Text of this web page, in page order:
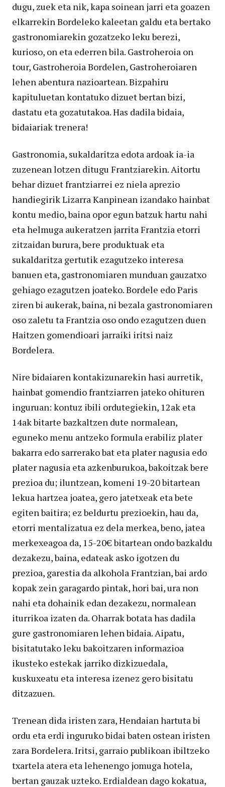
dugu, zuek eta nik, kapa soinean jarri eta goazen
elkarrekin Bordeleko kaleetan galdu eta bertako
gastronomiarekin gozatzeko leku berezi,
kurioso, on eta ederren bila. Gastroheroia on
tour, Gastroheroia Bordelen, Gastroheroiaren
lehen abentura nazioartean. Bizpahiru
kapituluetan kontatuko dizuet bertan bizi,
dastatu eta gozatutakoa. Has dadila bidaia,
bidaiariak trenera!
Gastronomia, sukaldaritza edota ardoak ia-ia
zuzenean lotzen ditugu Frantziarekin. Aitortu
behar dizuet frantziarrei ez niela aprezio
handiegirik Lizarra Kanpinean izandako hainbat
kontu medio, baina opor egun batzuk hartu nahi
eta helmuga aukeratzen jarrita Frantzia etorri
zitzaidan burura, bere produktuak eta
sukaldaritza gertutik ezagutzeko interesa
banuen eta, gastronomiaren munduan gauzatxo
gehiago ezagutzen joateko. Bordele edo Paris
ziren bi aukerak, baina, ni bezala gastronomiaren
oso zaletu ta Frantzia oso ondo ezagutzen duen
Haitzen gomendioari jarraiki iritsi naiz
Bordelera.
Nire bidaiaren kontakizunarekin hasi aurretik,
hainbat gomendio frantziarren jateko ohituren
inguruan: kontuz ibili ordutegiekin, 12ak eta
14ak bitarte bazkaltzen dute normalean,
eguneko menu antzeko formula erabiliz plater
bakarra edo sarrerako bat eta plater nagusia edo
plater nagusia eta azkenburukoa, bakoitzak bere
prezioa du; iluntzean, komeni 19-20 bitartean
lekua hartzea joatea, gero jatetxeak eta bete
egiten baitira; ez beldurtu prezioekin, hau da,
etorri mentalizatua ez dela merkea, beno, jatea
merkexeagoa da, 15-20€ bitartean ondo bazkaldu
dezakezu, baina, edateak asko igotzen du
prezioa, garestia da alkohola Frantzian, bai ardo
kopak zein garagardo pintak, hori bai, ura non
nahi eta dohainik edan dezakezu, normalean
iturrikoa izaten da. Oharrak botata has dadila
gure gastronomiaren lehen bidaia. Aipatu,
bisitatutako leku bakoitzaren informazioa
ikusteko estekak jarriko dizkizuedala,
kuskuxeatu eta interesa izenez gero bisitatu
ditzazuen.
Trenean dida iristen zara, Hendaian hartuta bi
ordu eta erdi inguruko bidai baten ostean iristen
zara Bordelera. Iritsi, garraio publikoan ibiltzeko
txartela atera eta lehenengo jomuga hotela,
bertan gauzak uzteko. Erdialdean dago kokatua,